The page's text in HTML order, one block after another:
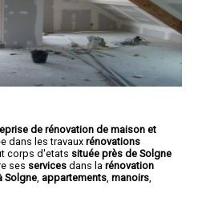
de rénovation de maison et
dans les travaux rénovations
corps d'etats située près de Solgne
ses services dans la rénovation
Solgne appartements manoirs